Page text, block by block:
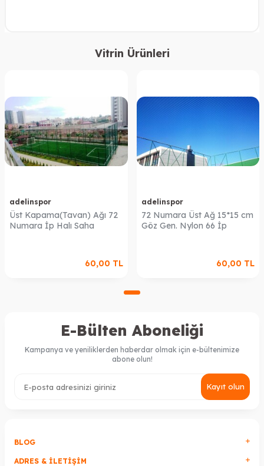
Vitrin Ürünleri
adelinspor
Üst Kapama(Tavan) Ağı 72
Numara İp Halı Saha
60,00 TL
adelinspor
72 Numara Üst Ağ 15*15 cm
Göz Gen. Nylon 66 İp
60,00 TL
E-Bülten Aboneliği
Kampanya ve yeniliklerden haberdar olmak için e-bültenimize
abone olun!
Kayıt olun
BLOG
ADRES & İLETIŞIM